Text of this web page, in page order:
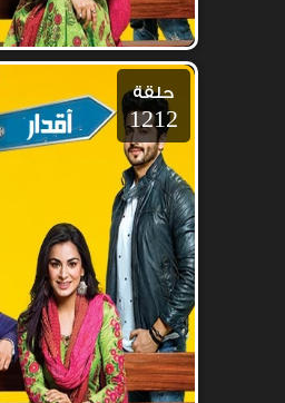
حلقة
1212